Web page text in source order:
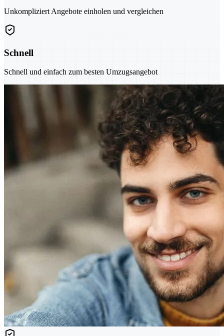
Unkompliziert Angebote einholen und vergleichen
Schnell
Schnell und einfach zum besten Umzugsangebot